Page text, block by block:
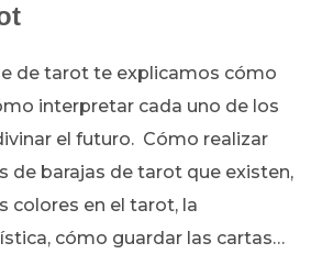
de tarot te explicamos cómo
interpretar cada uno de los
el futuro. Cómo realizar
de barajas de tarot que existen,
colores en el tarot, la
cómo guardar las cartas…